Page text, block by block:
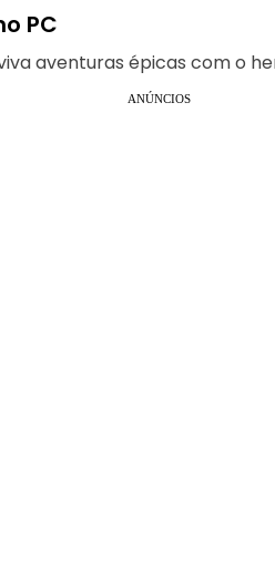
PC
aventuras épicas com o
ANÚNCIOS